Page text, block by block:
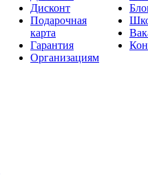
Дисконт
Подарочная
карта
Гарантия
Организациям